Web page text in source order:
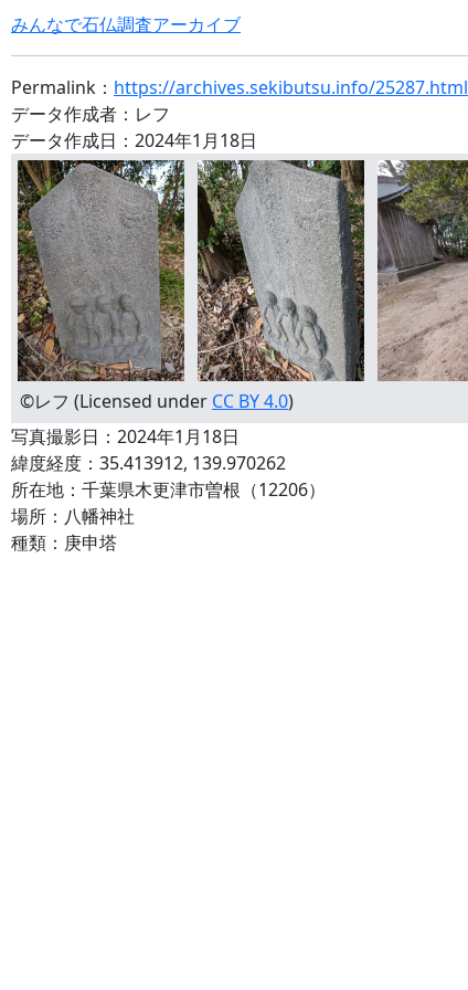
みんなで石仏調査アーカイブ
Permalink： https://archives.sekibutsu.info/25287.html
データ作成者：レフ
データ作成日：2024年1月18日
©レフ (Licensed under CC BY 4.0)
写真撮影日：2024年1月18日
緯度経度：35.413912, 139.970262
所在地：千葉県木更津市曽根（12206）
場所：八幡神社
種類：庚申塔